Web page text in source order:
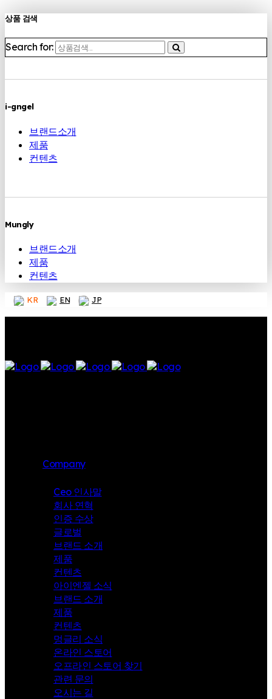
상품 검색
Search for:
i-gngel
브랜드소개
제품
컨텐츠
Mungly
브랜드소개
제품
컨텐츠
KR EN JP
Company
Ceo 인사말
회사 연혁
인증 수상
글로벌
브랜드 소개
제품
컨텐츠
아이엔젤 소식
브랜드 소개
제품
컨텐츠
멍글리 소식
온라인 스토어
오프라인 스토어 찾기
관련 문의
오시는 길